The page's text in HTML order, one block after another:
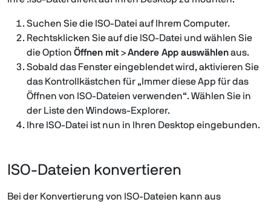
Suchen Sie die ISO-Datei auf Ihrem Computer.
Rechtsklicken Sie auf die ISO-Datei und wählen Sie
die Option Öffnen mit>Andere App auswählenaus.
Sobald das Fenster eingeblendet wird, aktivieren Sie
das Kontrollkästchen für „Immer diese App für das
Öffnen von ISO-Dateien verwenden“. Wählen Sie in
der Liste den Windows-Explorer.
Ihre ISO-Datei ist nun in Ihren Desktop eingebunden.
ISO-Dateien konvertieren
Bei der Konvertierung von ISO-Dateien kann aus